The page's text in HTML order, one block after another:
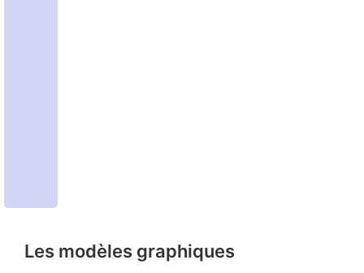
Les modèles graphiques